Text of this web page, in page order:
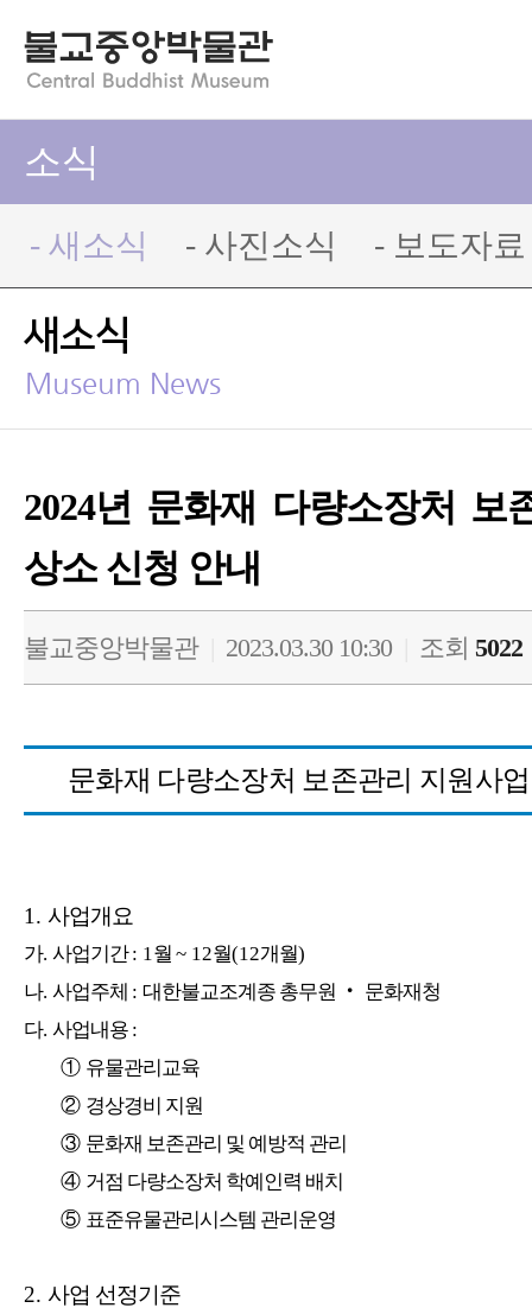
소식
- 새소식 - 사진소식 - 보도자료
새소식
Museum News
2024년 문화재 다량소장처 보
상소 신청 안내
불교중앙박물관 2023.03.30 10:30 조회 5022
문화재 다량소장처 보존관리 지원사
1. 사업개요
가. 사업기간 : 1월 ~ 12월(12개월)
나. 사업주체 : 대한불교조계종 총무원 ‧ 문화재청
다. 사업내용 :
① 유물관리교육
② 경상경비 지원
③ 문화재 보존관리 및 예방적 관리
④ 거점 다량소장처 학예인력 배치
⑤ 표준유물관리시스템 관리운영
2. 사업 선정기준